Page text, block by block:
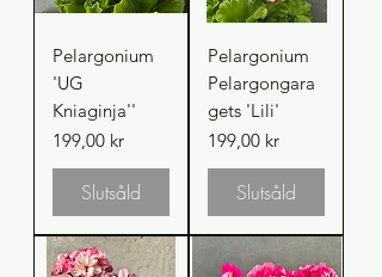
Pelargonium
'UG
Kniaginja''
Pris
199,00 kr
Slutsåld
Pelargonium
Pelargongara
gets 'Lili'
Pris
199,00 kr
Slutsåld